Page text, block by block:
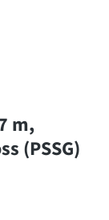
m,
(PSSG)